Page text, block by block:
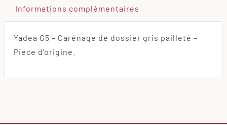
Informations complémentaires
Yadea G5 – Carénage de dossier gris pailleté –
Pièce d’origine.